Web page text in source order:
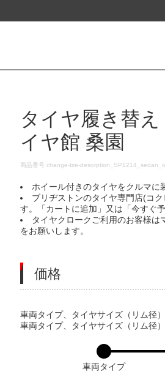
タイヤ履き替
イヤ館 桑園
DETAILS
商品番号change-tire-
ホイール付きのタイヤをクルマに
ブリヂストンのタイヤ専門店(コ
す。「カートに追加」又は「今すぐ
タイヤクロークご利用のお客様
をお願いします。
価格
VARIATIONS
車両タイプ、タイヤサイズ（リム径
車両タイプ、タイヤサイズ（リム径
車両タイプ